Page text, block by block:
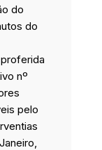
do
do
nº
pelo